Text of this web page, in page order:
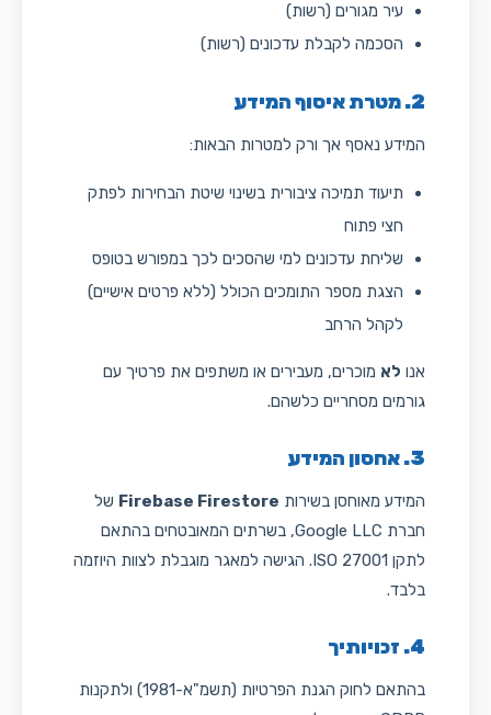
עיר מגורים (רשות)
הסכמה לקבלת עדכונים (רשות)
2. מטרת איסוף המידע
המידע נאסף אך ורק למטרות הבאות:
תיעוד תמיכה ציבורית בשינוי שיטת הבחירות לפתק
חצי פתוח
שליחת עדכונים למי שהסכים לכך במפורש בטופס
הצגת מספר התומכים הכולל (ללא פרטים אישיים)
לקהל הרחב
אנו לא מוכרים, מעבירים או משתפים את פרטיך עם
גורמים מסחריים כלשהם.
3. אחסון המידע
המידע מאוחסן בשירות Firebase Firestore של
חברת Google LLC, בשרתים המאובטחים בהתאם
לתקן ISO 27001. הגישה למאגר מוגבלת לצוות היוזמה
בלבד.
4. זכויותיך
בהתאם לחוק הגנת הפרטיות (תשמ"א-1981) ולתקנות